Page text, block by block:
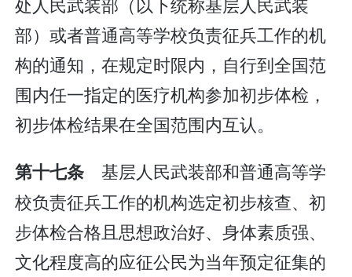
部）或者普通高等学校负责征兵工作的机
构的通知，在规定时限内，自行到全国范
围内任一指定的医疗机构参加初步体检，
初步体检结果在全国范围内互认。
第十七条 基层人民武装部和普通高等学
校负责征兵工作的机构选定初步核查、初
步体检合格且思想政治好、身体素质强、
文化程度高的应征公民为当年预定征集的